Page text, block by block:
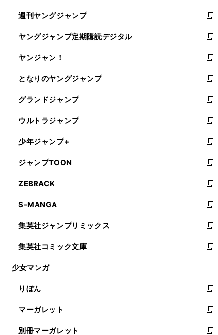
開
く
ウ
で
開
く
ン
ド
ウ
で
開
く
ウ
ィ
ン
ド
ウ
で
開
く
週刊ヤングジャンプ
新
し
い
ウ
ィ
ン
ド
ウ
で
開
く
ヤングジャンプ定期購読デジタル
新
し
い
ウ
ィ
ン
ド
ウ
で
開
く
ヤンジャン！
新
し
い
ウ
ィ
ン
ド
ウ
で
開
く
となりのヤングジャンプ
新
し
い
ウ
ィ
ン
ド
ウ
で
開
く
グランドジャンプ
新
し
い
ウ
ィ
ン
ド
ウ
で
開
く
ウルトラジャンプ
新
し
い
ウ
ィ
ン
ド
ウ
で
開
く
少年ジャンプ+
新
し
い
ウ
ィ
ン
ド
ウ
で
開
く
ジャンプTOON
新
し
い
ウ
ィ
ン
ド
ウ
で
開
ZEBRACK
新
し
い
ウ
ィ
ン
ド
ウ
開
く
S-MANGA
新
し
い
ウ
ィ
ン
ウ
で
開
く
集英社ジャンプリミックス
新
し
い
ウ
ン
ド
ウ
で
開
く
集英社コミック文庫
新
し
ウ
ィ
ン
ド
ウ
で
少女マンガ
りぼん
新
し
い
ウ
ィ
マーガレット
新
し
い
別冊マーガレット 新